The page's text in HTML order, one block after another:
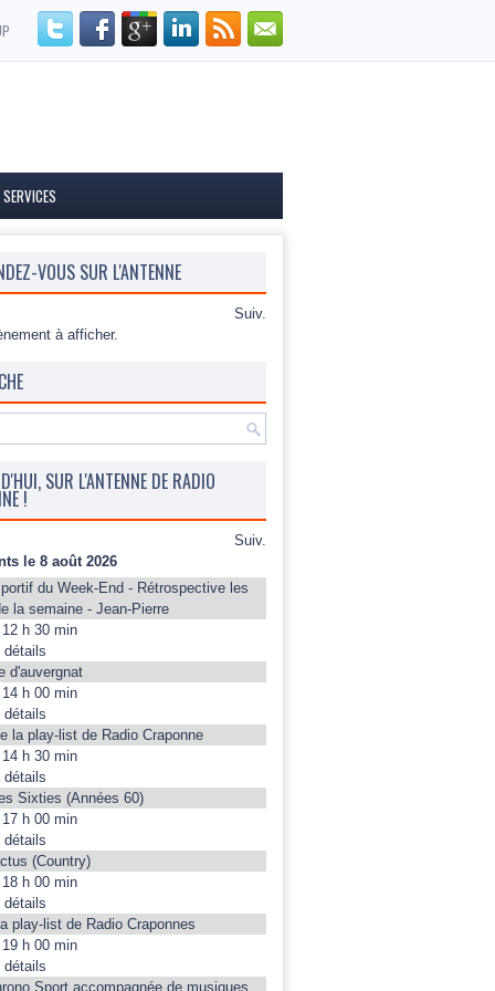
VOUS SUR L'ANTENNE
Suiv.
à afficher.
SUR L'ANTENNE DE RADIO
!
Suiv.
le 8 août 2026
du Week-End - Rétrospective les
la semaine - Jean-Pierre
12 h 30 min
détails
d'auvergnat
14 h 00 min
détails
la play-list de Radio Craponne
14 h 30 min
détails
Sixties (Années 60)
17 h 00 min
détails
(Country)
18 h 00 min
détails
play-list de Radio Craponnes
19 h 00 min
détails
Sport accompagnée de musiques